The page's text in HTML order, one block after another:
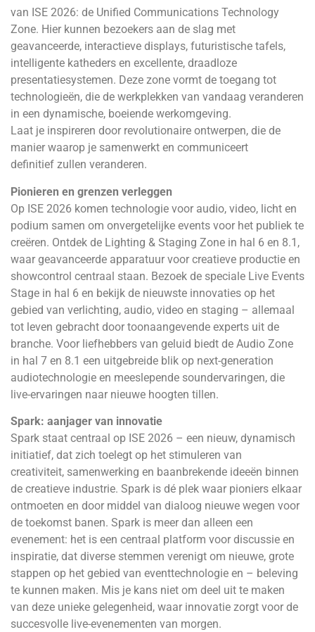
van ISE 2026: de Unified Communications Technology
Zone. Hier kunnen bezoekers aan de slag met
geavanceerde, interactieve displays, futuristische tafels,
intelligente katheders en excellente, draadloze
presentatiesystemen. Deze zone vormt de toegang tot
technologieën, die de werkplekken van vandaag veranderen
in een dynamische, boeiende werkomgeving.
Laat je inspireren door revolutionaire ontwerpen, die de
manier waarop je samenwerkt en communiceert
definitief zullen veranderen.
Pionieren en grenzen verleggen
Op ISE 2026 komen technologie voor audio, video, licht en
podium samen om onvergetelijke events voor het publiek te
creëren. Ontdek de Lighting & Staging Zone in hal 6 en 8.1,
waar geavanceerde apparatuur voor creatieve productie en
showcontrol centraal staan. Bezoek de speciale Live Events
Stage in hal 6 en bekijk de nieuwste innovaties op het
gebied van verlichting, audio, video en staging – allemaal
tot leven gebracht door toonaangevende experts uit de
branche. Voor liefhebbers van geluid biedt de Audio Zone
in hal 7 en 8.1 een uitgebreide blik op next-generation
audiotechnologie en meeslepende soundervaringen, die
live-ervaringen naar nieuwe hoogten tillen.
Spark: aanjager van innovatie
Spark staat centraal op ISE 2026 – een nieuw, dynamisch
initiatief, dat zich toelegt op het stimuleren van
creativiteit, samenwerking en baanbrekende ideeën binnen
de creatieve industrie. Spark is dé plek waar pioniers elkaar
ontmoeten en door middel van dialoog nieuwe wegen voor
de toekomst banen. Spark is meer dan alleen een
evenement: het is een centraal platform voor discussie en
inspiratie, dat diverse stemmen verenigt om nieuwe, grote
stappen op het gebied van eventtechnologie en – beleving
te kunnen maken. Mis je kans niet om deel uit te maken
van deze unieke gelegenheid, waar innovatie zorgt voor de
succesvolle live-evenementen van morgen.